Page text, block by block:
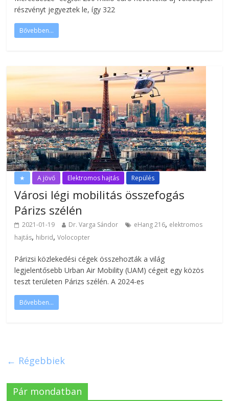
részvényt jegyeztek le, így 322
Bővebben...
★ A jövő Elektromos hajtás Repülés
Városi légi mobilitás összefogás
Párizs szélén
2021-01-19 Dr. Varga Sándor eHang 216, elektromos
hajtás, hibrid,Volocopter
Párizsi közlekedési cégek összehozták a világ
legjelentősebb Urban Air Mobility (UAM) cégeit egy közös
teszt területen Párizs szélén. A 2024-es
Bővebben...
← Régebbiek
Pár mondatban